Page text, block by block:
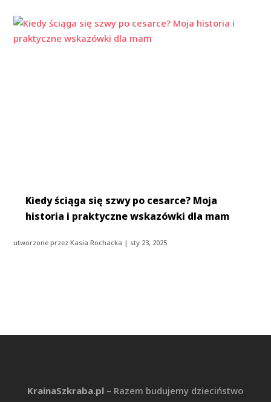
Kiedy ściąga się szwy po cesarce? Moja
historia i praktyczne wskazówki dla mam
utworzone przezKasia Rochacka | sty 23, 2025
KrainaSzkraba.pl– Razem budujemy dzieciństwo